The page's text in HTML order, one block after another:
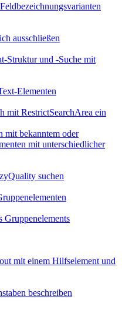
ausschließen
Struktur und -Suche mit
Elementen
mit RestrictSearchArea ein
mit bekanntem oder
mit unterschiedlicher
suchen
Gruppenelements
mit einem Hilfselement und
beschreiben